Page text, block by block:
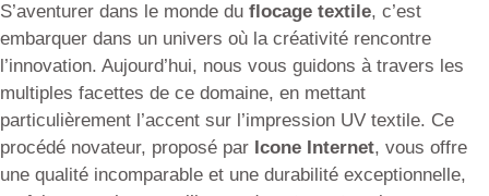
S’aventurer dans le monde du flocage textile, c’est
embarquer dans un univers où la créativité rencontre
l’innovation. Aujourd’hui, nous vous guidons à travers les
multiples facettes de ce domaine, en mettant
particulièrement l’accent sur l’impression UV textile. Ce
procédé novateur, proposé par Icone Internet, vous offre
une qualité incomparable et une durabilité exceptionnelle,